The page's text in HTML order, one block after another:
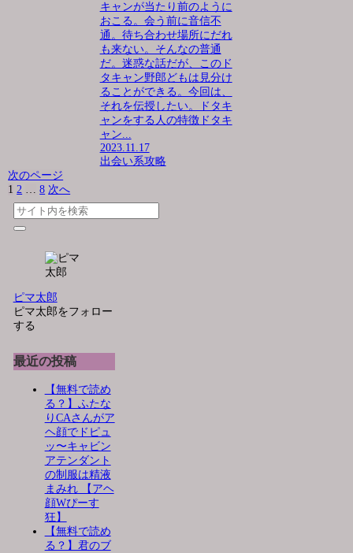
キャンが当たり前のように
おこる。会う前に音信不
通。待ち合わせ場所にだれ
も来ない。そんなの普通
だ。迷惑な話だが、このド
タキャン野郎どもは見分け
ることができる。今回は、
それを伝授したい。ドタキ
ャンをする人の特徴ドタキ
ャン...
2023.11.17
出会い系攻略
次のページ
1 2 … 8 次へ
ピマ太郎
ピマ太郎をフォロー
する
最近の投稿
【無料で読め
る？】ふたな
りCAさんがア
ヘ顔でドピュ
ッ〜キャビン
アテンダント
の制服は精液
まみれ 【アヘ
顔Wぴーす
狂】
【無料で読め
る？】君のブ